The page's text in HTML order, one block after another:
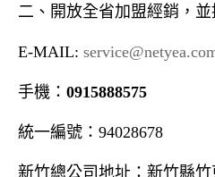
二、開放全省加盟經銷，
E-MAIL:
手機： 0915888575
統一編號：94028678
新竹總公司地址：新竹縣